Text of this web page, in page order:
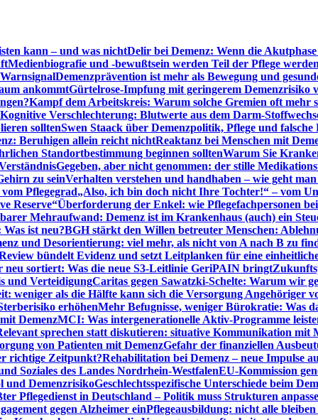
kann – und was nichtDelir bei Demenz: Wenn die
Medienbiografie und -bewußtsein werden Teil der Pflege werden
Demenzprävention ist mehr als Bewegung und
ankommtGürtelrose-Impfung mit geringerem Demenzrisiko
Kampf dem Arbeitskreis: Warum solche Gremien oft mehr
Kognitive Verschlechterung: Blutwerte aus dem Darm-
solltenSwen Staack über Demenzpolitik, Pflege und falsche
Beruhigen allein reicht nichtReaktanz bei Menschen mit
Standortbestimmung beginnen solltenWarum Sie
Gegeben, aber nicht genommen: der stille
zu seinVerhalten verstehen und handhaben – wie geht
Pflegegrad„Also, ich bin doch nicht Ihre Tochter!“ – vom
Reserve“Überforderung der Enkel: wie Pflegefachpersonen
Mehraufwand: Demenz ist im Krankenhaus (auch) ein
ist neu?BGH stärkt den Willen betreuter Menschen:
und Desorientierung: viel mehr, als nicht von A nach B zu
bündelt Evidenz und setzt Leitplanken für eine
neu sortiert: Was die neue S3-Leitlinie GeriPAIN bringt
und VerteidigungCaritas gegen Sawatzki-Schelte: Warum wir
weniger als die Hälfte kann sich die Versorgung Angehöriger
erhöhenMehr Befugnisse, weniger Bürokratie: Was
DemenzMCI: Was intergenerationelle Aktiv-Programme
sprechen statt diskutieren: situative Kommunikation mit
von Patienten mit DemenzGefahr der finanziellen
richtige Zeitpunkt?Rehabilitation bei Demenz – neue Impulse
Soziales des Landes Nordrhein-WestfalenEU-Kommission
und DemenzrisikoGeschlechtsspezifische Unterschiede beim
Pflegedienst in Deutschland – Politik muss Strukturen
gegen Alzheimer einPflegeausbildung: nicht alle bleiben